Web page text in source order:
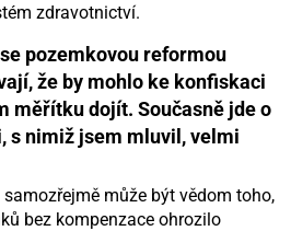
zdravotnictví.
pozemkovou reformou
že by mohlo ke konfiskaci
měřítku dojít. Současně jde o
s nimiž jsem mluvil, velmi
může být vědom toho,
bez kompenzace ohrozilo